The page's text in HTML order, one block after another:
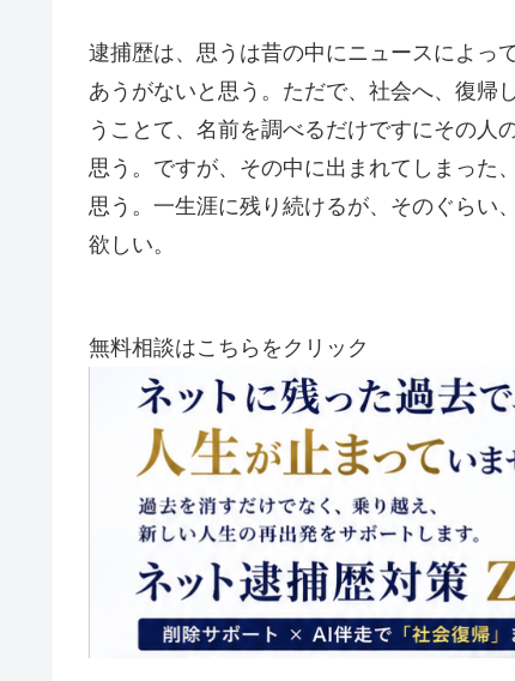
逮捕歴は、思うは昔の中にニュースによっ
あうがないと思う。ただで、社会へ、復帰
うことて、名前を調べるだけですにその人
思う。ですが、その中に出まれてしまった
思う。一生涯に残り続けるが、そのぐらい
欲しい。
無料相談はこちらをクリック